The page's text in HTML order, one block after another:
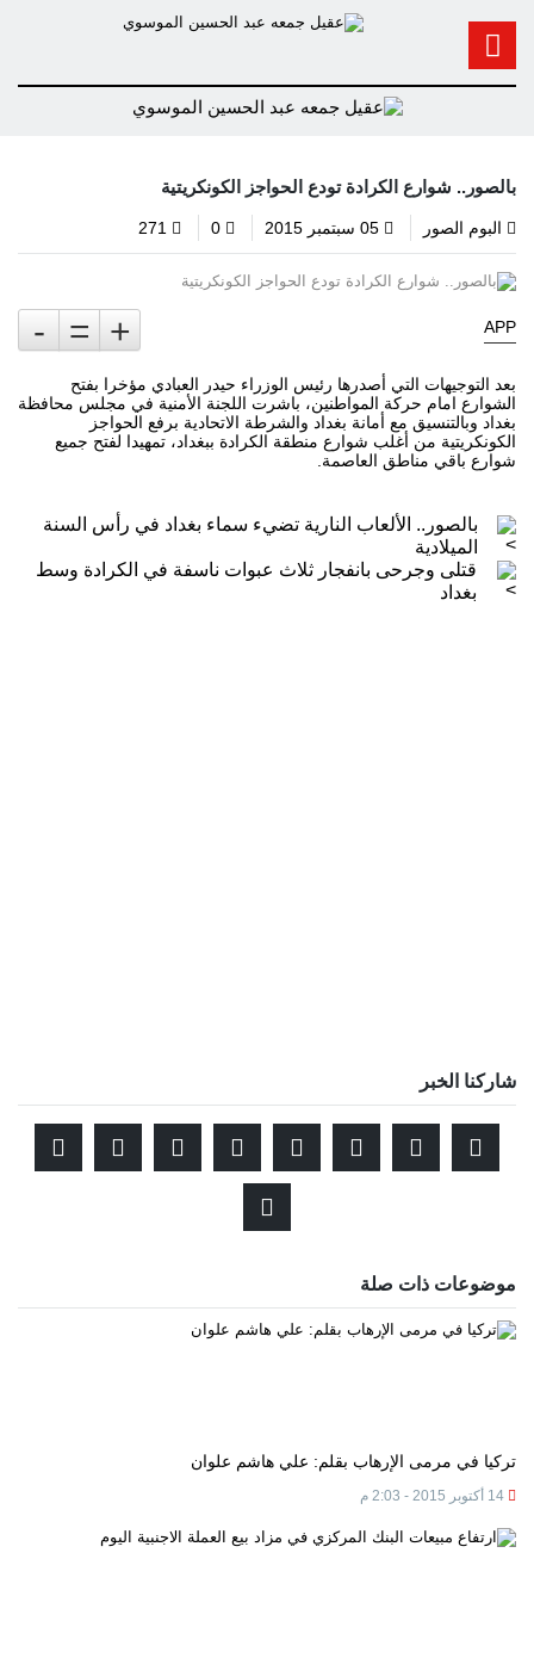
بالصور.. شوارع الكرادة تودع الحواجز الكونكريتية
البوم الصور
APP
+
=
-
بعد التوجيهات التي أصدرها رئيس الوزراء حيدر العبادي مؤخرا بفتح
الشوارع امام حركة المواطنين، باشرت اللجنة الأمنية في مجلس محافظة
بغداد وبالتنسيق مع أمانة بغداد والشرطة الاتحادية برفع الحواجز
الكونكريتية من أغلب شوارع منطقة الكرادة ببغداد، تمهيدا لفتح جميع
شوارع باقي مناطق العاصمة.
بالصور.. الألعاب النارية تضيء سماء بغداد في رأس السنة
الميلادية
قتلى وجرحى بانفجار ثلاث عبوات ناسفة في الكرادة وسط
بغداد
شاركنا الخبر
موضوعات ذات صلة
تركيا في مرمى الإرهاب بقلم: علي هاشم علوان